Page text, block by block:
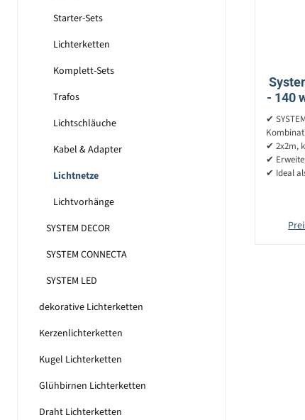
Starter-Sets
Lichterketten
Komplett-Sets
Trafos
Lichtschläuche
Kabel & Adapter
Lichtnetze
Lichtvorhänge
SYSTEM DECOR
SYSTEM CONNECTA
SYSTEM LED
dekorative Lichterketten
Kerzenlichterketten
Kugel Lichterketten
Glühbirnen Lichterketten
Draht Lichterketten
- 140
✔
✔ 2x2m,
✔
✔ Ideal